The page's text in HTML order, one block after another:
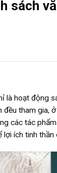
sách
là hoạt động
tham gia,
các tác
ích tinh thần